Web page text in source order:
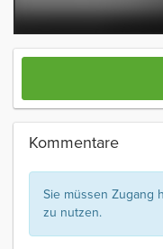
Kommentare
Sie müssen Zugang
zu nutzen.